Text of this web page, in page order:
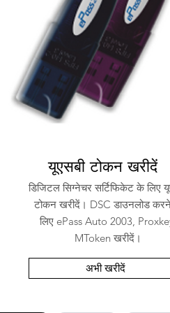
यूएसबी टोकन खरीदें
डिजिटल सिग्नेचर सर्टिफिकेट के लिए
टोकन खरीदें। DSC डाउनलोड
लिए ePass Auto 2003,
MToken खरीदें।
अभी खरीदें